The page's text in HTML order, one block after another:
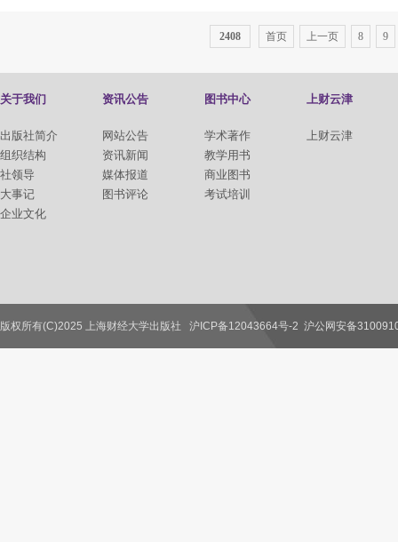
2408 首页 上一页 8 9
关于我们
出版社简介
组织结构
社领导
大事记
企业文化
资讯公告
网站公告
资讯新闻
媒体报道
图书评论
图书中心
学术著作
教学用书
商业图书
考试培训
上财云津
上财云津
联系我们
版权所有(C)2025 上海财经大学出版社 沪ICP备12043664号-2 沪公网安备